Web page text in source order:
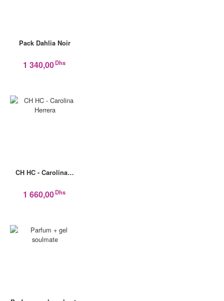
Pack Dahlia Noir
1 340,00Dhs
CH HC - Carolina…
1 660,00Dhs